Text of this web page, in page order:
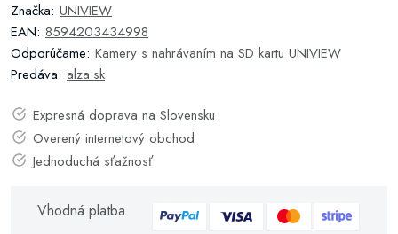
Značka: UNIVIEW
EAN: 8594203434998
Odporúčame: Kamery s nahrávaním na SD kartu UNIVIEW
Predáva: alza.sk
Expresná doprava na Slovensku
Overený internetový obchod
Jednoduchá sťažnosť
Vhodná platba